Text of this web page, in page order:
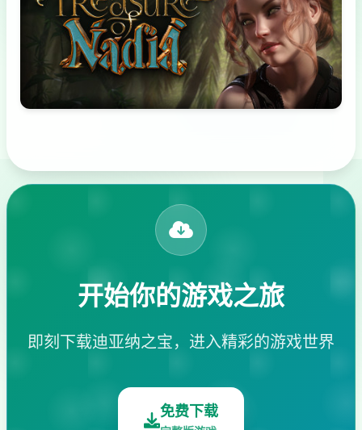
开始你的游戏之旅
即刻下载迪亚纳之宝，进入精彩的游戏世界
免费下载